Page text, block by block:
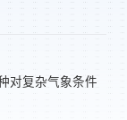
对复杂气象条件